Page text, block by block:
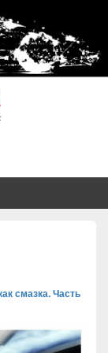
авто
смазка. Часть